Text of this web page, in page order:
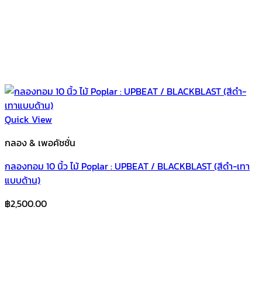
Quick View
กลอง & เพอคัชชั่น
กลองทอม 10 นิ้ว ไม้ Poplar : UPBEAT / BLACKBLAST (สีดำ-เทา
แบบด้าน)
฿2,500.00